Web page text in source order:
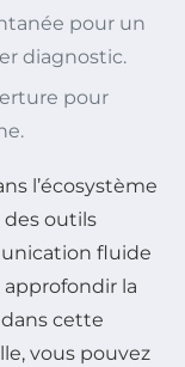
pour un
diagnostic.
pour
l’écosystème
outils
fluide
la
cette
vous pouvez